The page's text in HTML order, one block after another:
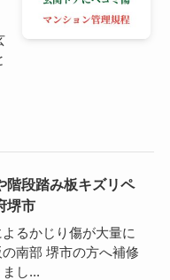
階段踏み板キズリペ
堺市
るかじり傷が大量に
南部 堺市の方へ補修
し...